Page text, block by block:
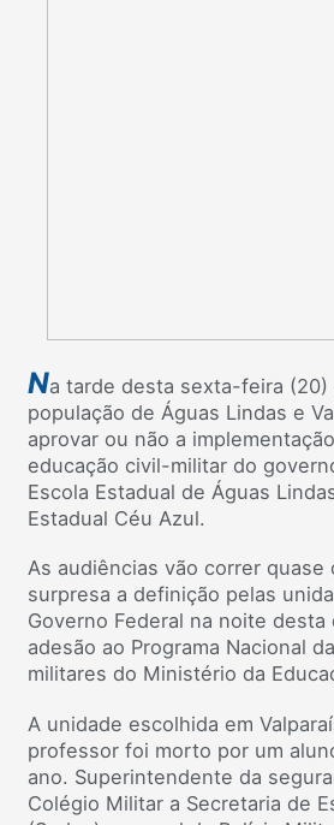
Na tarde desta sexta-feira (20)
população de Águas Lindas e
aprovar ou não a
educação civil-militar do
Escola Estadual de Águas
Estadual Céu Azul.
As audiências vão correr quase
surpresa a definição pelas
Governo Federal na noite
adesão ao Programa Nacional
militares do Ministério da
A unidade escolhida em
professor foi morto por um
ano. Superintendente da
Colégio Militar a Secretaria de